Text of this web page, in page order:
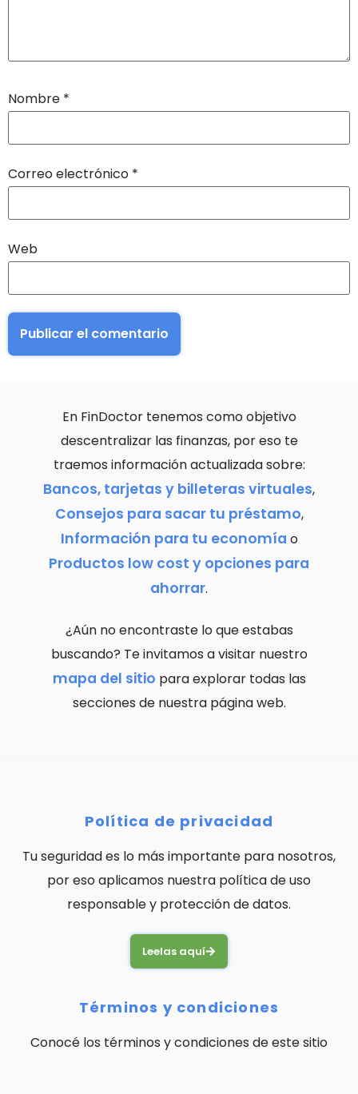
Nombre *
Correo electrónico *
Web
En FinDoctor tenemos como objetivo
descentralizar las finanzas, por eso te
traemos información actualizada sobre:
Bancos, tarjetas y billeteras virtuales,
Consejos para sacar tu préstamo,
Información para tu economía o
Productos low cost y opciones para
ahorrar.
¿Aún no encontraste lo que estabas
buscando? Te invitamos a visitar nuestro
mapa del sitio para explorar todas las
secciones de nuestra página web.
Política de privacidad
Tu seguridad es lo más importante para nosotros,
por eso aplicamos nuestra política de uso
responsable y protección de datos.
Leelas aquí
Términos y condiciones
Conocé los términos y condiciones de este sitio